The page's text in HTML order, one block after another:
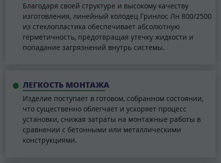
Благодаря своей структуре и высокому качеству
изготовления, линейный колодец Гринлос Лн 800/2500
из стеклопластика обеспечивает абсолютную
герметичность, предотвращая утечку жидкости и
попадание загрязнений внутрь системы.
ЛЕГКОСТЬ МОНТАЖА
Изделие поступает в готовом, собранном состоянии,
что существенно облегчает и ускоряет процесс
установки, снижая затраты на монтажные работы в
сравнении с бетонными или металлическими
конструкциями.